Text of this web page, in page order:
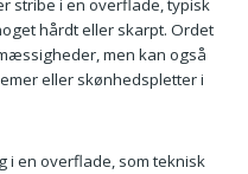
stribe i en overflade, typisk
hårdt eller skarpt. Ordet
men kan også
eller skønhedspletter i
i en overflade, som teknisk